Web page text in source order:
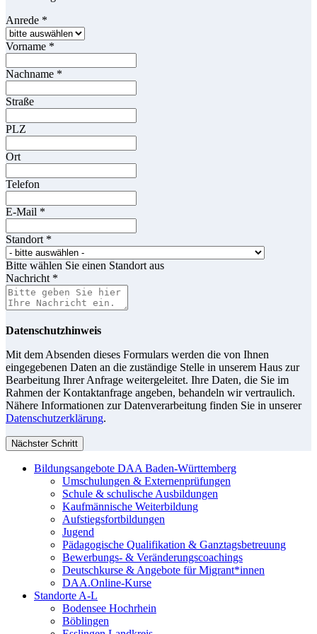
Anrede *
Vorname *
Nachname *
Straße
PLZ
Ort
Telefon
E-Mail *
Standort *
Bitte wählen Sie einen Standort aus
Nachricht *
Datenschutzhinweis
Mit dem Absenden dieses Formulars werden die von Ihnen
eingegebenen Daten an die zuständige Stelle in unserem Haus zur
Bearbeitung Ihrer Anfrage weitergeleitet. Ihre Daten, die Sie im
Rahmen der Kontaktanfrage angeben, behandeln wir vertraulich.
Nähere Informationen zur Datenverarbeitung finden Sie in unserer
Datenschutzerklärung.
Nächster Schritt
Bildungsangebote DAA Baden-Württemberg
Umschulungen & Externenprüfungen
Schule & schulische Ausbildungen
Kaufmännische Weiterbildung
Aufstiegsfortbildungen
Jugend
Pädagogische Qualifikation & Ganztagsbetreuung
Bewerbungs- & Veränderungscoachings
Deutschkurse & Angebote für Migrant*innen
DAA.Online-Kurse
Standorte A-L
Bodensee Hochrhein
Böblingen